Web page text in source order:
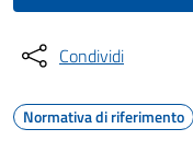
Condividi
Normativa di riferimento